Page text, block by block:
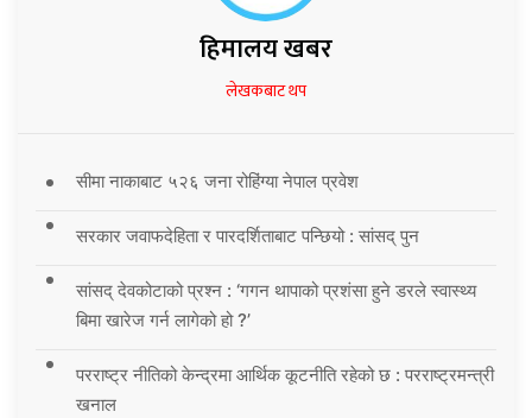
हिमालय खबर
लेखकबाट थप
सीमा नाकाबाट ५२६ जना रोहिंग्या नेपाल प्रवेश
सरकार जवाफदेहिता र पारदर्शिताबाट पन्छियो : सांसद् पुन
सांसद् देवकोटाको प्रश्न : ‘गगन थापाको प्रशंसा हुने डरले स्वास्थ्य
बिमा खारेज गर्न लागेको हो ?’
परराष्ट्र नीतिको केन्द्रमा आर्थिक कूटनीति रहेको छ : परराष्ट्रमन्त्री
खनाल